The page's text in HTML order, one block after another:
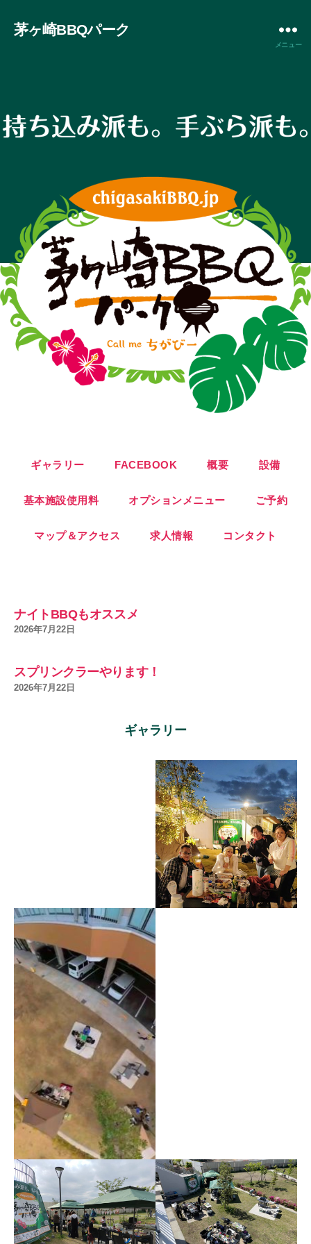
茅ヶ崎BBQパーク
メニュー
ギャラリー FACEBOOK 概要 設備
基本施設使用料 オプションメニュー ご予約
マップ＆アクセス 求人情報 コンタクト
ナイトBBQもオススメ
2026年7月22日
スプリンクラーやります！
2026年7月22日
ギャラリー